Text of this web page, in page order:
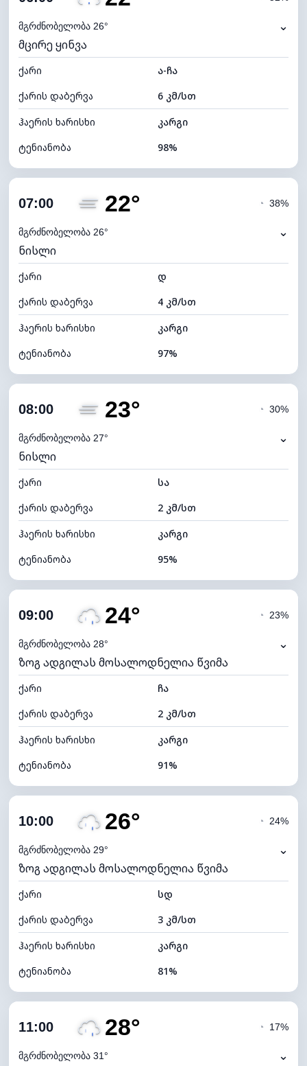
ნამის წერტილი
ხილვადობა
განათების ინდექსი 0 (ბნელი)
ღრუბლის სიმაღლე 4000 მ
მგრძნობელობა 26° ⌄
მცირე ყინვა
ქარი
ა-ჩა
ქარის დაბერვა
6 კმ/სთ
ჰაერის ხარისხი
კარგი
ტენიანობა
98%
ღრუბლიანობა
ნამის წერტილი
ხილვადობა
განათების ინდექსი 0 (ბნელი)
ღრუბლის სიმაღლე 5760 მ
07:00 22°
მგრძნობელობა 26°
◔ 38%
⌄
ნისლი
ქარი
დ
ქარის დაბერვა
4 კმ/სთ
ჰაერის ხარისხი
კარგი
ტენიანობა
97%
ღრუბლიანობა
ნამის წერტილი
ხილვადობა
განათების ინდექსი 4 (მკრთალი)
ღრუბლის სიმაღლე 4400 მ
08:00 23°
მგრძნობელობა 27°
◔ 30%
⌄
ნისლი
ქარი
სა
ქარის დაბერვა
2 კმ/სთ
ჰაერის ხარისხი
კარგი
ტენიანობა
95%
ღრუბლიანობა
ნამის წერტილი
ხილვადობა
2 კმ
განათების ინდექსი 4 (მკრთალი)
ღრუბლის სიმაღლე 6480 მ
09:00 24°
მგრძნობელობა 28°
◔ 23%
⌄
ზოგ ადგილას მოსალოდნელია წვიმა
ქარი
ჩა
ქარის დაბერვა
2 კმ/სთ
ჰაერის ხარისხი
კარგი
ტენიანობა
91%
ღრუბლიანობა
ნამის წერტილი
ხილვადობა
10 კმ
განათების ინდექსი 7 (ნათელი)
ღრუბლის სიმაღლე 7360 მ
10:00 26°
მგრძნობელობა 29°
◔ 24%
⌄
ზოგ ადგილას მოსალოდნელია წვიმა
ქარი
სდ
ქარის დაბერვა
3 კმ/სთ
ჰაერის ხარისხი
კარგი
ტენიანობა
81%
ღრუბლიანობა
ნამის წერტილი
11:00 28°
მგრძნობელობა 31°
◔ 17%
⌄